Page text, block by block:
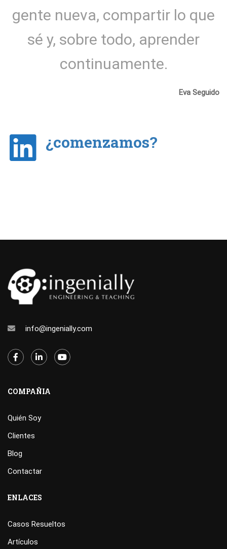
gente nueva, compartir lo que
sé y, sobre todo, aprender
continuamente.
Eva Seguido
¿comenzamos?
info@ingenially.com
COMPAÑIA
Quién Soy
Clientes
Blog
Contactar
ENLACES
Casos Resueltos
Artículos